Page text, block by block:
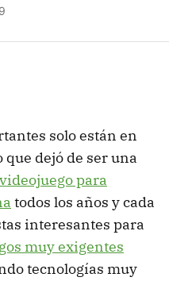
solo están en
que dejó de ser una
para
todos los años y cada
interesantes para
muy exigentes
tecnologías muy